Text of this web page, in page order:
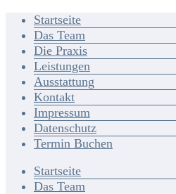
Startseite
Das Team
Die Praxis
Leistungen
Ausstattung
Kontakt
Impressum
Datenschutz
Termin Buchen
Startseite
Das Team